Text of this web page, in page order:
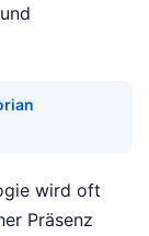
wird oft
Präsenz